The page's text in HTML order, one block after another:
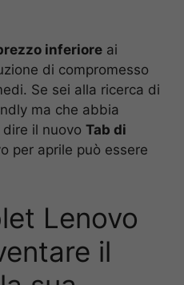
inferiore ai
di compromesso
Se sei alla ricerca di
ma che abbia
il nuovo Tab di
per aprile può essere
Lenovo
il